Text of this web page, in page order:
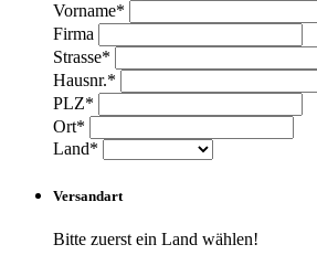
Vorname*
Firma
Strasse*
Hausnr.*
PLZ*
Ort*
Land*
Versandart
Bitte zuerst ein Land wählen!